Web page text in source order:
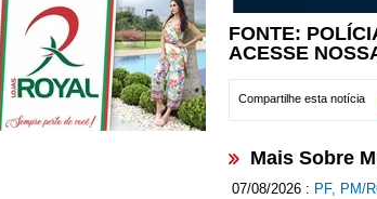
FONTE:
ACESSE
Compartilhe esta notícia
Mais Sobre
07/08/2026 : PF, PM/